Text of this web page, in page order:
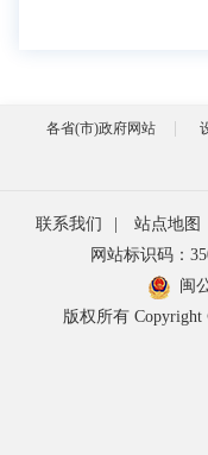
各省(市)政府网站
联系我们 站点地图
网站标识码：
闽
版权所有 Copyright